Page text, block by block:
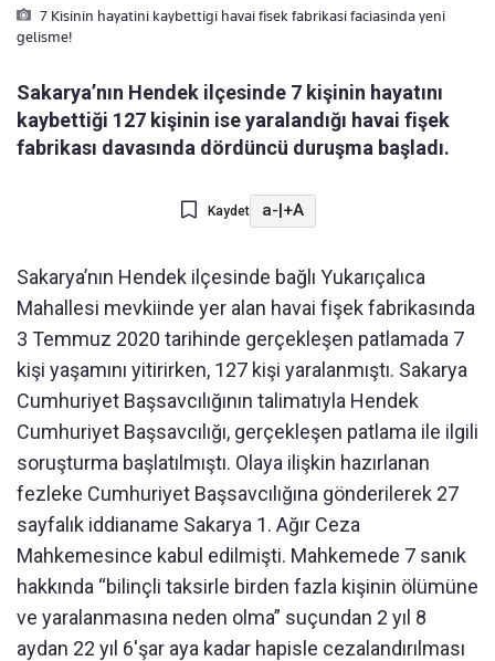
7 Kisinin hayatini kaybettigi havai fisek fabrikasi faciasinda yeni
gelisme!
Sakarya’nın Hendek ilçesinde 7 kişinin hayatını
kaybettiği 127 kişinin ise yaralandığı havai fişek
fabrikası davasında dördüncü duruşma başladı.
Kaydet a- +A
Sakarya’nın Hendek ilçesinde bağlı Yukarıçalıca
Mahallesi mevkiinde yer alan havai fişek fabrikasında
3 Temmuz 2020 tarihinde gerçekleşen patlamada 7
kişi yaşamını yitirirken, 127 kişi yaralanmıştı. Sakarya
Cumhuriyet Başsavcılığının talimatıyla Hendek
Cumhuriyet Başsavcılığı, gerçekleşen patlama ile ilgili
soruşturma başlatılmıştı. Olaya ilişkin hazırlanan
fezleke Cumhuriyet Başsavcılığına gönderilerek 27
sayfalık iddianame Sakarya 1. Ağır Ceza
Mahkemesince kabul edilmişti. Mahkemede 7 sanık
hakkında “bilinçli taksirle birden fazla kişinin ölümüne
ve yaralanmasına neden olma” suçundan 2 yıl 8
aydan 22 yıl 6'şar aya kadar hapisle cezalandırılması